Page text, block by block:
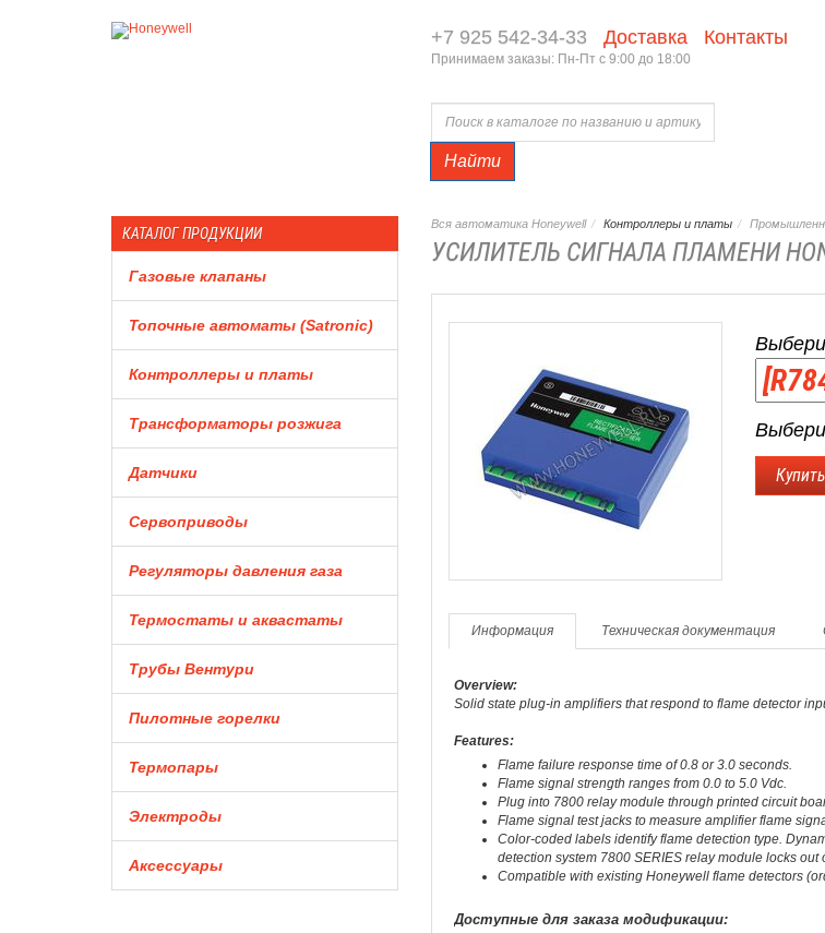
+7 925 542-34-33 Доставка Контакты
Принимаем заказы: Пн-Пт с 9:00 до 18:00
Найти
КАТАЛОГ ПРОДУКЦИИ
Газовые клапаны
Топочные автоматы (Satronic)
Контроллеры и платы
Трансформаторы розжига
Датчики
Сервоприводы
Регуляторы давления газа
Термостаты и аквастаты
Трубы Вентури
Пилотные горелки
Термопары
Электроды
Аксессуары
Вся автоматика Honeywell Контроллеры и платы
УСИЛИТЕЛЬ СИГНАЛА ПЛАМЕНИ
Информация Техническая документация
Overview:
Solid state plug-in amplifiers that respond to flame detector
Features:
Flame failure response time of 0.8 or 3.0 seconds.
Flame signal strength ranges from 0.0 to 5.0 Vdc.
Plug into 7800 relay module through printed circuit
Flame signal test jacks to measure amplifier flame
Color-coded labels identify flame detection type.
detection system 7800 SERIES relay module locks
Compatible with existing Honeywell flame detectors
Доступные для заказа модификации: